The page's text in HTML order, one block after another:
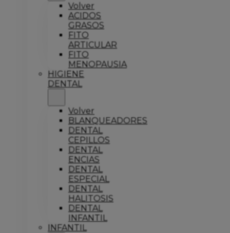
Volver
ACIDOS
GRASOS
FITO
ARTICULAR
FITO
MENOPAUSIA
HIGIENE
DENTAL
Volver
BLANQUEADORES
DENTAL
CEPILLOS
DENTAL
ENCIAS
DENTAL
ESPECIAL
DENTAL
HALITOSIS
DENTAL
INFANTIL
INFANTIL